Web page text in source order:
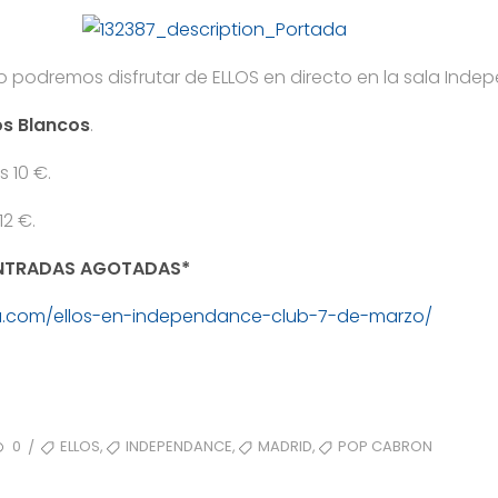
podremos disfrutar de ELLOS en directo en la sala
Blancos.
10 €.
€.
AGOTADAS*
ellos-en-independance-club-7-de-marzo/
0 / TAGSELLOS, INDEPENDANCE, MADRID, POP CABRON